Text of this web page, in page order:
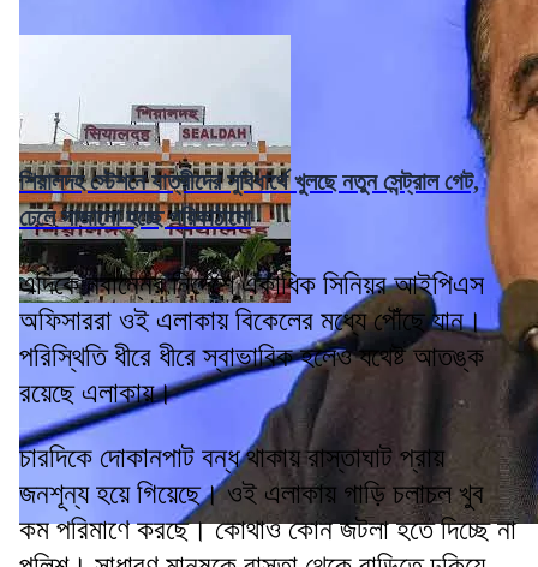
শিয়ালদহ স্টেশনে যাত্রীদের সুবিধার্থে খুলছে নতুন সেন্ট্রাল গেট,
ঢেলে সাজানো হচ্ছে পরিকাঠামো
এদিকে নবান্নের নির্দেশে একাধিক সিনিয়র আইপিএস
অফিসাররা ওই এলাকায় বিকেলের মধ্যে পৌঁছে যান।
পরিস্থিতি ধীরে ধীরে স্বাভাবিক হলেও যথেষ্ট আতঙ্ক
রয়েছে এলাকায়।
চারদিকে দোকানপাট বন্ধ থাকায় রাস্তাঘাট প্রায়
জনশূন্য হয়ে গিয়েছে। ওই এলাকায় গাড়ি চলাচল খুব
কম পরিমাণে করছে। কোথাও কোন জটলা হতে দিচ্ছে না